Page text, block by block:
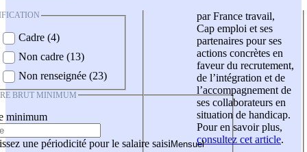
Cadre (4)
Non cadre (13)
Non renseignée (23)
BRUT MINIMUM
minimum
une périodicité pour le salaire saisi
par France travail,
Cap emploi et ses
partenaires pour ses
actions concrètes en
faveur du recrutement,
de l’intégration et de
l’accompagnement de
ses collaborateurs en
situation de handicap.
Pour en savoir plus,
consultez cet article.